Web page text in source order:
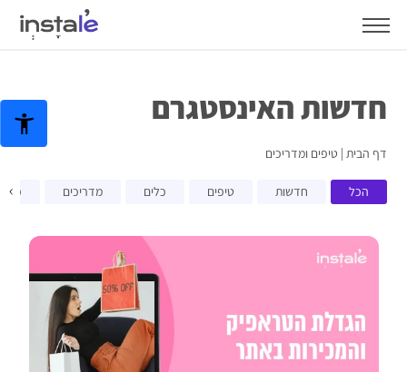
חדשות האינסטגרם
דף הבית טיפים ומדריכים
הכל חדשות טיפים כלים מדריכים ›